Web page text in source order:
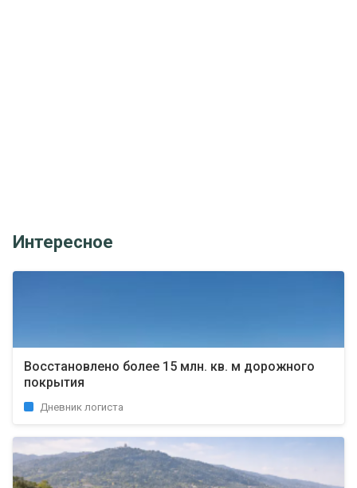
Интересное
Восстановлено более 15 млн. кв. м дорожного
покрытия
Дневник логиста